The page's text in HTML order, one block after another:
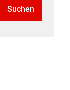
Suchen